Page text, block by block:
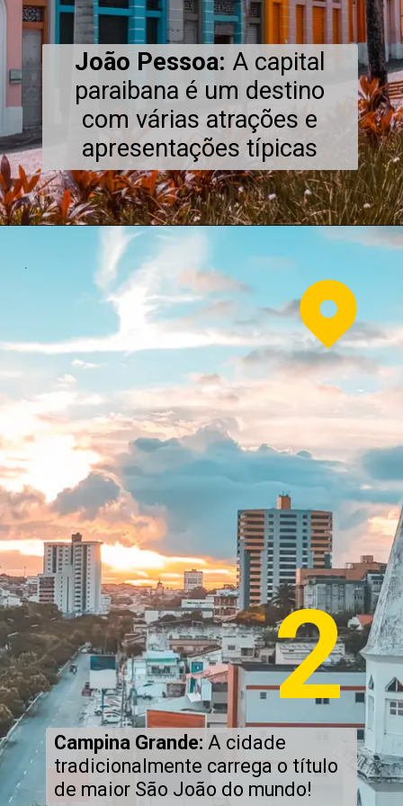
João Pessoa: A capital
paraibana é um destino
com várias atrações e
apresentações típicas
Campina Grande: A cidade
tradicionalmente carrega o título
de maior São João do mundo!
2